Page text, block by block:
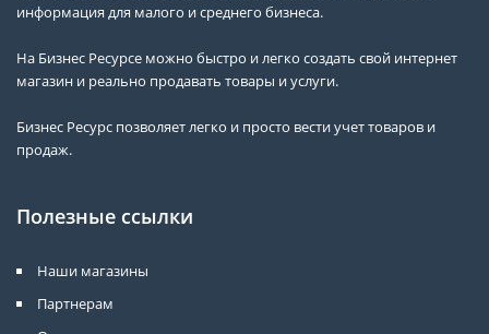
информация для малого и среднего бизнеса.
На Бизнес Ресурсе можно быстро и легко создать свой интернет
магазин и реально продавать товары и услуги.
Бизнес Ресурс позволяет легко и просто вести учет товаров и
продаж.
Полезные ссылки
Наши магазины
Партнерам